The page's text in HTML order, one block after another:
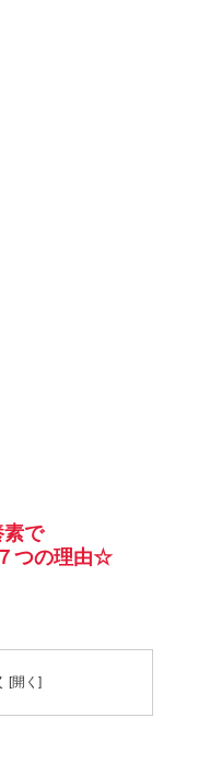
素で
つの理由☆